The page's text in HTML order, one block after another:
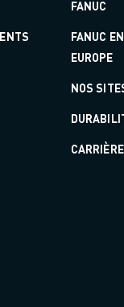
FANUC
FANUC EN
EUROPE
NOS
CARRIÈRE